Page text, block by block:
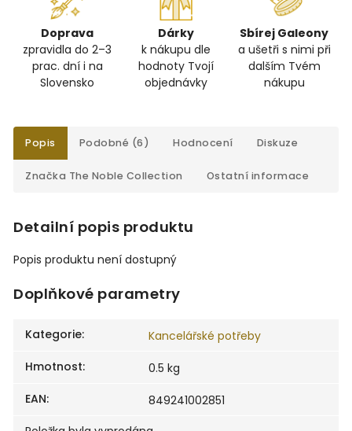
Doprava
zpravidla do 2–3
prac. dní i na
Slovensko
Dárky
k nákupu dle
hodnoty Tvojí
objednávky
Sbírej Galeony
a ušetři s nimi při
dalším Tvém
nákupu
Popis Podobné (6) Hodnocení Diskuze
Značka The Noble Collection Ostatní informace
Detailní popis produktu
Popis produktu není dostupný
Doplňkové parametry
Kategorie:
Kancelářské potřeby
Hmotnost:
0.5 kg
EAN:
849241002851